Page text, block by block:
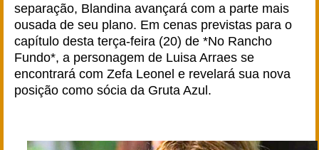
separação, Blandina avançará com a parte mais
ousada de seu plano. Em cenas previstas para o
capítulo desta terça-feira (20) de *No Rancho
Fundo*, a personagem de Luisa Arraes se
encontrará com Zefa Leonel e revelará sua nova
posição como sócia da Gruta Azul.